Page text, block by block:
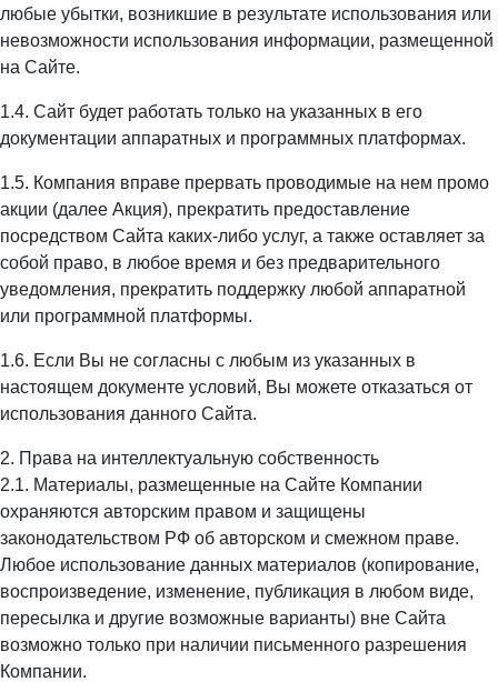
любые убытки, возникшие в результате использования или
невозможности использования информации, размещенной
на Сайте.
1.4. Сайт будет работать только на указанных в его
документации аппаратных и программных платформах.
1.5. Компания вправе прервать проводимые на нем промо
акции (далее Акция), прекратить предоставление
посредством Сайта каких-либо услуг, а также оставляет за
собой право, в любое время и без предварительного
уведомления, прекратить поддержку любой аппаратной
или программной платформы.
1.6. Если Вы не согласны с любым из указанных в
настоящем документе условий, Вы можете отказаться от
использования данного Сайта.
2. Права на интеллектуальную собственность
2.1. Материалы, размещенные на Сайте Компании
охраняются авторским правом и защищены
законодательством РФ об авторском и смежном праве.
Любое использование данных материалов (копирование,
воспроизведение, изменение, публикация в любом виде,
пересылка и другие возможные варианты) вне Сайта
возможно только при наличии письменного разрешения
Компании.